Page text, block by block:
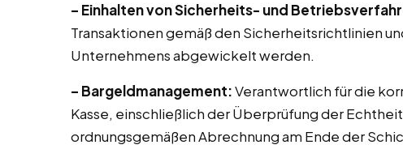
– Einhalten von Sicherheits- und
Transaktionen gemäß den Sicherheitsrichtlinien
Unternehmens abgewickelt werden.
– Bargeldmanagement:Verantwortlich für die
Kasse, einschließlich der Überprüfung der
ordnungsgemäßen Abrechnung am Ende der